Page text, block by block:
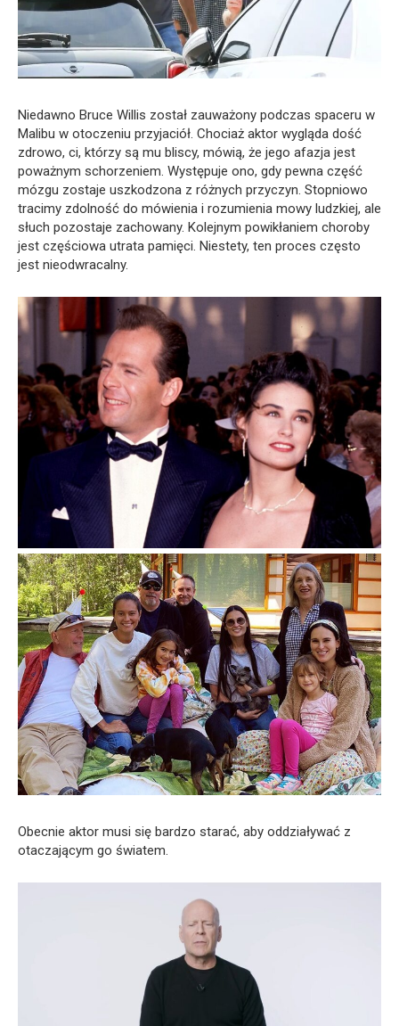
Niedawno Bruce Willis został zauważony podczas spaceru w
Malibu w otoczeniu przyjaciół. Chociaż aktor wygląda dość
zdrowo, ci, którzy są mu bliscy, mówią, że jego afazja jest
poważnym schorzeniem. Występuje ono, gdy pewna część
mózgu zostaje uszkodzona z różnych przyczyn. Stopniowo
tracimy zdolność do mówienia i rozumienia mowy ludzkiej, ale
słuch pozostaje zachowany. Kolejnym powikłaniem choroby
jest częściowa utrata pamięci. Niestety, ten proces często
jest nieodwracalny.
Obecnie aktor musi się bardzo starać, aby oddziaływać z
otaczającym go światem.